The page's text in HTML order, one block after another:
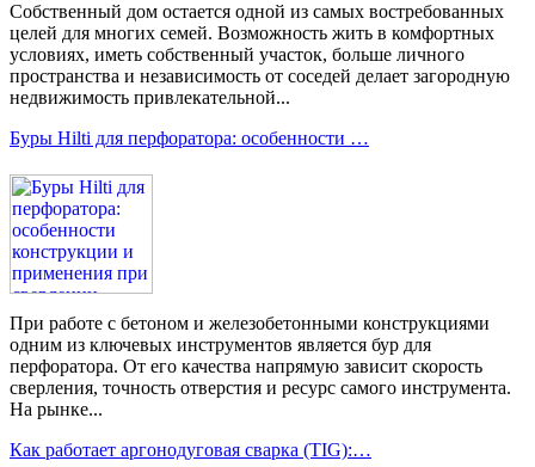
Собственный дом остается одной из самых востребованных
целей для многих семей. Возможность жить в комфортных
условиях, иметь собственный участок, больше личного
пространства и независимость от соседей делает загородную
недвижимость привлекательной...
Буры Hilti для перфоратора: особенности …
При работе с бетоном и железобетонными конструкциями
одним из ключевых инструментов является бур для
перфоратора. От его качества напрямую зависит скорость
сверления, точность отверстия и ресурс самого инструмента.
На рынке...
Как работает аргонодуговая сварка (TIG):…